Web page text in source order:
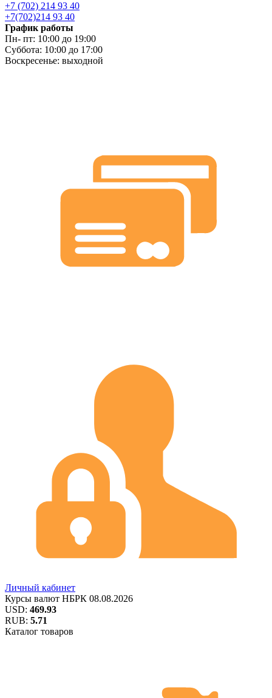
+7 (702) 214 93 40
+7(702)214 93 40
График работы
Пн- пт: 10:00 до 19:00
Суббота: 10:00 до 17:00
Воскресенье: выходной
Личный кабинет
Курсы валют НБРК 08.08.2026
USD: 469.93
RUB: 5.71
Каталог товаров